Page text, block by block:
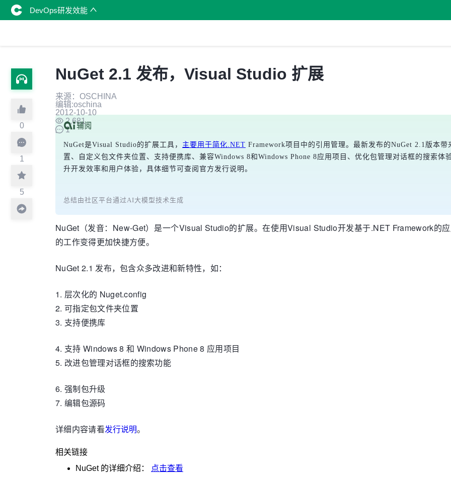
DevOps研发效能
0
1
5
NuGet 2.1 发布，Visual Studio 扩展
来源：OSCHINA
编辑:oschina
2012-10-10
2,681
1
NuGet是Visual Studio的扩展工具， 主要用于简化.NET Framework项目中的引用管理。最新发布的NuGet 2.1版本
置、自定义包文件夹位置、支持便携库、兼容Windows 8和Windows Phone 8应用项目、优化包管理对话框的搜索
升开发效率和用户体验，具体细节可查阅官方发行说明。
总结由社区平台通过AI大模型技术生成
NuGet（发音：New-Get）是一个Visual Studio的扩展。在使用Visual Studio开发基于.NET Framework的
的工作变得更加快捷方便。
NuGet 2.1 发布，包含众多改进和新特性，如：
1. 层次化的 Nuget.config
2. 可指定包文件夹位置
3. 支持便携库
4. 支持 Windows 8 和 Windows Phone 8 应用项目
5. 改进包管理对话框的搜索功能
6. 强制包升级
7. 编辑包源码
详细内容请看发行说明。
相关链接
NuGet的详细介绍：
点击查看